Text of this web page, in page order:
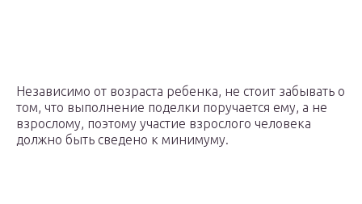
Независимо от возраста ребенка, не стоит забывать о
том, что выполнение поделки поручается ему, а не
взрослому, поэтому участие взрослого человека
должно быть сведено к минимуму.